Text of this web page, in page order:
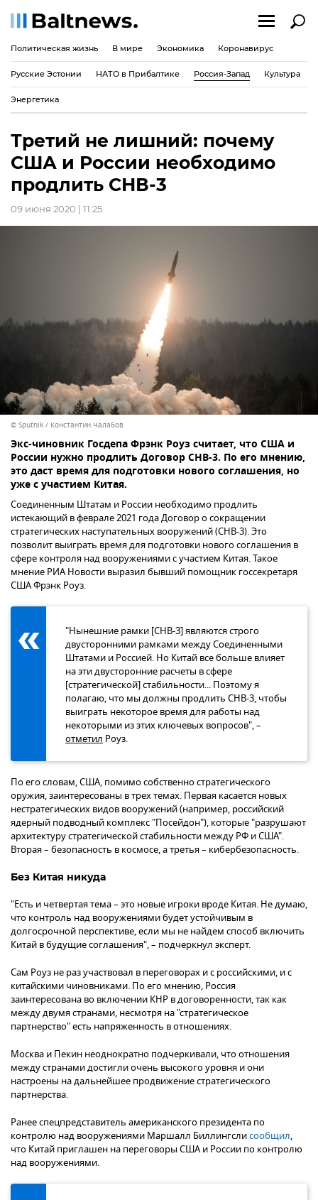
Политическая жизнь В мире Экономика Коронавирус
Русские Эстонии НАТО в Прибалтике Россия-Запад Культура
Энергетика
Третий не лишний: почему
США и России необходимо
продлить СНВ-3
09 июня 2020 | 11:25
© Sputnik / Константин Чалабов
Экс-чиновник Госдепа Фрэнк Роуз считает, что США и
России нужно продлить Договор СНВ-3. По его мнению,
это даст время для подготовки нового соглашения, но
уже с участием Китая.
Соединенным Штатам и России необходимо продлить
истекающий в феврале 2021 года Договор о сокращении
стратегических наступательных вооружений (СНВ-3). Это
позволит выиграть время для подготовки нового соглашения в
сфере контроля над вооружениями с участием Китая. Такое
мнение РИА Новости выразил бывший помощник госсекретаря
США Фрэнк Роуз.
"Нынешние рамки [СНВ-3] являются строго
двусторонними рамками между Соединенными
Штатами и Россией. Но Китай все больше влияет
на эти двусторонние расчеты в сфере
[стратегической] стабильности... Поэтому я
полагаю, что мы должны продлить СНВ-3, чтобы
выиграть некоторое время для работы над
некоторыми из этих ключевых вопросов", –
отметил Роуз.
По его словам, США, помимо собственно стратегического
оружия, заинтересованы в трех темах. Первая касается новых
нестратегических видов вооружений (например, российский
ядерный подводный комплекс "Посейдон"), которые "разрушают
архитектуру стратегической стабильности между РФ и США".
Вторая – безопасность в космосе, а третья – кибербезопасность.
Без Китая никуда
"Есть и четвертая тема – это новые игроки вроде Китая. Не думаю,
что контроль над вооружениями будет устойчивым в
долгосрочной перспективе, если мы не найдем способ включить
Китай в будущие соглашения", – подчеркнул эксперт.
Сам Роуз не раз участвовал в переговорах и с российскими, и с
китайскими чиновниками. По его мнению, Россия
заинтересована во включении КНР в договоренности, так как
между двумя странами, несмотря на "стратегическое
партнерство" есть напряженность в отношениях.
Москва и Пекин неоднократно подчеркивали, что отношения
между странами достигли очень высокого уровня и они
настроены на дальнейшее продвижение стратегического
партнерства.
Ранее спецпредставитель американского президента по
контролю над вооружениями Маршалл Биллингслисообщил,
что Китай приглашен на переговоры США и России по контролю
над вооружениями.